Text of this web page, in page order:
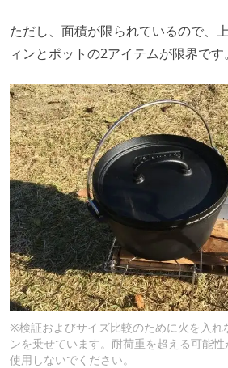
ただし、面積が限られているので、
ィンとポットの2アイテムが限界です。
※検証およびサイズ比較のために火を入れ
ンを乗せています。耐荷重を超える可能
使用しないでください。